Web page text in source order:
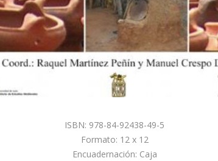
ISBN: 978-84-92438-49-5
Formato: 12 x 12
Encuadernación: Caja